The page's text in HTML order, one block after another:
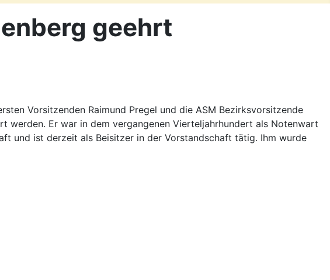
geehrt
Vorsitzenden Raimund Pregel und die ASM Bezirksvorsitzende
werden. Er war in dem vergangenen Vierteljahrhundert als Notenwart
und ist derzeit als Beisitzer in der Vorstandschaft tätig. Ihm wurde